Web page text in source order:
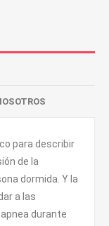
para describir
de la
dormida. Y la
a las
durante